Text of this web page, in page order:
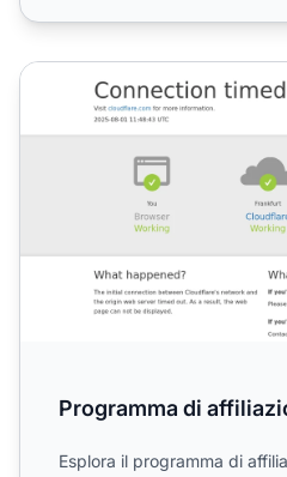
Programma di affiliazione
Programma di
Esplora il programma di